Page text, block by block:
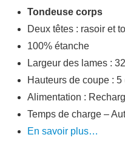
Tondeuse corps
Deux têtes : rasoir et
100% étanche
Largeur des lames :
Hauteurs de coupe : 5
Alimentation :
Temps de charge –
En savoir plus…